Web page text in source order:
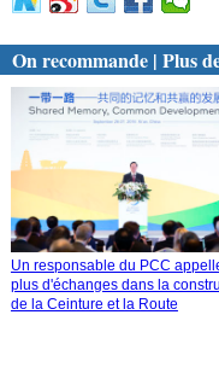
On recommande | Plus
Un responsable du PCC
plus d'échanges dans la
de la Ceinture et la Route